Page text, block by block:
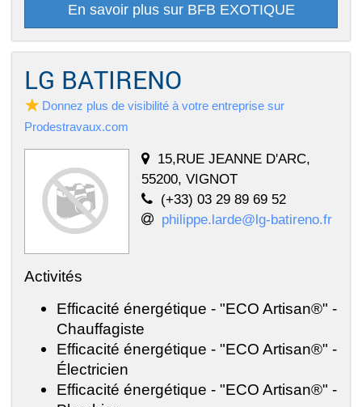
En savoir plus sur BFB EXOTIQUE
LG BATIRENO
Donnez plus de visibilité à votre entreprise sur
Prodestravaux.com
15,RUE JEANNE D'ARC,
55200, VIGNOT
(+33) 03 29 89 69 52
philippe.larde@lg-batireno.fr
Activités
Efficacité énergétique - "ECO Artisan®" -
Chauffagiste
Efficacité énergétique - "ECO Artisan®" -
Électricien
Efficacité énergétique - "ECO Artisan®" -